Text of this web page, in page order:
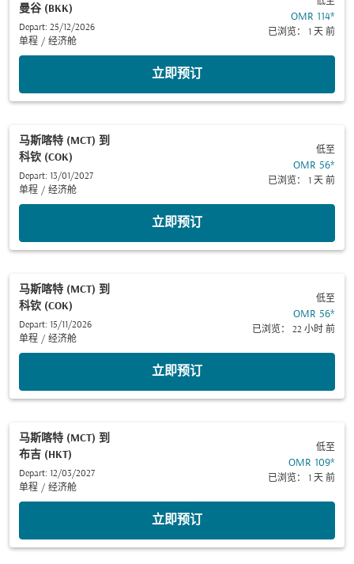
曼谷 (BKK)
Depart: 25/12/2026
单程 / 经济舱
OMR 114*
已浏览： 1 天 前
立即预订
马斯喀特 (MCT) 到
科钦 (COK)
Depart: 13/01/2027
单程 / 经济舱
低至
OMR 56*
已浏览： 1 天 前
立即预订
马斯喀特 (MCT) 到
科钦 (COK)
Depart: 15/11/2026
单程 / 经济舱
低至
OMR 56*
已浏览： 22 小时 前
立即预订
马斯喀特 (MCT) 到
布吉 (HKT)
Depart: 12/03/2027
单程 / 经济舱
低至
OMR 109*
已浏览： 1 天 前
立即预订